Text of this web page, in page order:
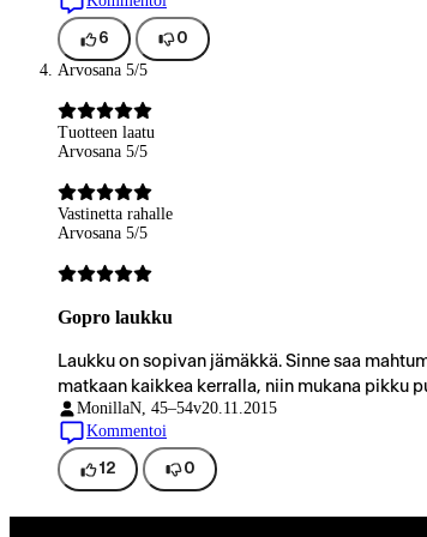
6 0
Arvosana 5/5
Tuotteen laatu
Arvosana 5/5
Vastinetta rahalle
Arvosana 5/5
Gopro laukku
Laukku on sopivan jämäkkä. Sinne saa
matkaan kaikkea kerralla, niin mukana pikku
MonillaN, 45–54v20.11.2015
Kommentoi
12 0